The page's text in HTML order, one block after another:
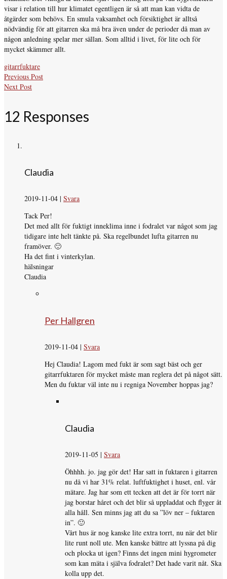
visar i relation till hur klimatet egentligen är så att man kan vidta de
åtgärder som behövs. En smula vaksamhet och försiktighet är alltså
nödvändig för att gitarren ska må bra även under de perioder då man av
någon anledning spelar mer sällan. Som alltid i livet, för lite och för
mycket skämmer allt.
gitarrfuktare
Previous Post
Next Post
12 Responses
Claudia
2019-11-04 | Svara
Tack Per!
Det med allt för fuktigt inneklima inne i fodralet var något som jag
tidigare inte helt tänkte på. Ska regelbundet lufta gitarren nu
framöver. 🙂
Ha det fint i vinterkylan.
hälsningar
Claudia
Per Hallgren
2019-11-04 | Svara
Hej Claudia! Lagom med fukt är som sagt bäst och ger
gitarrfuktaren för mycket måste man reglera det på något sätt.
Men du fuktar väl inte nu i regniga November hoppas jag?
Claudia
2019-11-05 | Svara
Öhhhh. jo. jag gör det! Har satt in fuktaren i gitarren
nu då vi har 31% relat. luftfuktighet i huset, enl. vår
mätare. Jag har som ett tecken att det är för torrt när
jag borstar håret och det blir så uppladdat och flyger åt
alla håll. Sen minns jag att du sa ”löv ner – fuktaren
in”. 🙂
Vårt hus är nog kanske lite extra torrt, nu när det blir
lite runt noll ute. Men kanske bättre att lyssna på dig
och plocka ut igen? Finns det ingen mini hygrometer
som kan mäta i själva fodralet? Det hade varit nåt. Ska
kolla upp det.